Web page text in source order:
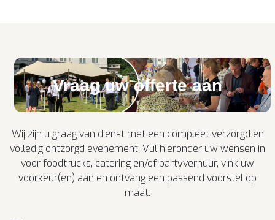
Vraag uw offerte aan
Wij zijn u graag van dienst met een compleet verzorgd en
volledig ontzorgd evenement. Vul hieronder uw wensen in
voor foodtrucks, catering en/of partyverhuur, vink uw
voorkeur(en) aan en ontvang een passend voorstel op
maat.